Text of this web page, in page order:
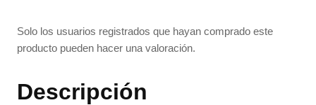
Solo los usuarios registrados que hayan comprado este
producto pueden hacer una valoración.
Descripción